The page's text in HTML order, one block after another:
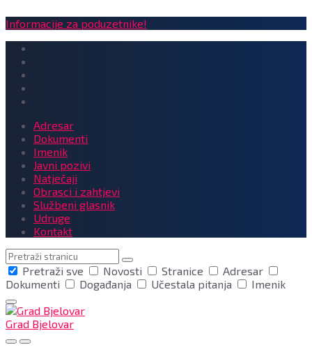
Informacije za poduzetnike!
Adresar
Dokumenti
Imenik
Javni pozivi
Natječaji
Obrasci i zahtjevi
Službeni glasnik
Udruge
Kontakt
Pretraga
Pretraži sve
Novosti Stranice
Adresar
Dokumenti
Događanja Učestala pitanja Imenik
Grad Bjelovar